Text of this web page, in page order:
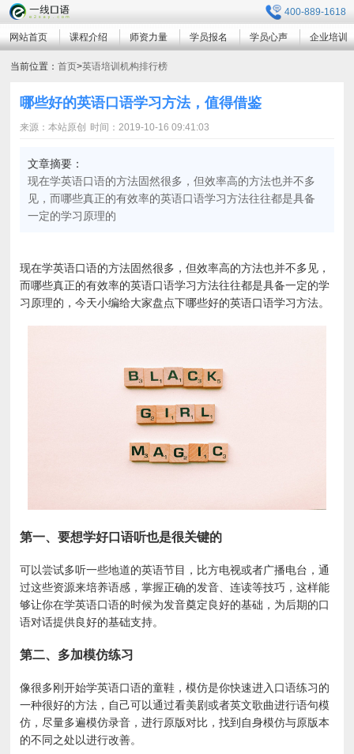
400-889-1618
网站首页 课程介绍 师资力量 学员报名 学员心声 企业培训
当前位置：首页>英语培训机构排行榜
哪些好的英语口语学习方法，值得借鉴
来源：本站原创 时间：2019-10-16 09:41:03
文章摘要：
现在学英语口语的方法固然很多，但效率高的方法也并不多
见，而哪些真正的有效率的英语口语学习方法往往都是具备
一定的学习原理的
现在学英语口语的方法固然很多，但效率高的方法也并不多见，
而哪些真正的有效率的英语口语学习方法往往都是具备一定的学
习原理的，今天小编给大家盘点下哪些好的英语口语学习方法。
第一、要想学好口语听也是很关键的
可以尝试多听一些地道的英语节目，比方电视或者广播电台，通
过这些资源来培养语感，掌握正确的发音、连读等技巧，这样能
够让你在学英语口语的时候为发音奠定良好的基础，为后期的口
语对话提供良好的基础支持。
第二、多加模仿练习
像很多刚开始学英语口语的童鞋，模仿是你快速进入口语练习的
一种很好的方法，自己可以通过看美剧或者英文歌曲进行语句模
仿，尽量多遍模仿录音，进行原版对比，找到自身模仿与原版本
的不同之处以进行改善。